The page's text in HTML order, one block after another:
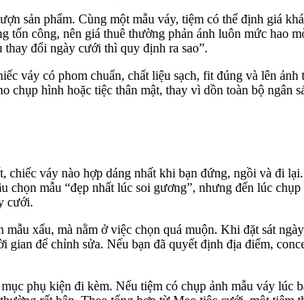
sản phẩm. Cùng một mẫu váy, tiệm có thể định giá
công, nên giá thuê thường phản ánh luôn mức hao
đổi ngày cưới thì quy định ra sao”.
váy có phom chuẩn, chất liệu sạch, fit đúng và lên
hình hoặc tiệc thân mật, thay vì dồn toàn bộ ngân
váy nào hợp dáng nhất khi bạn đứng, ngồi và đi
mẫu “đẹp nhất lúc soi gương”, nhưng đến lúc
cưới.
xấu, mà nằm ở việc chọn quá muộn. Khi đặt sát
để chỉnh sửa. Nếu bạn đã quyết định địa điểm,
phụ kiện đi kèm. Nếu tiệm có chụp ảnh mẫu váy